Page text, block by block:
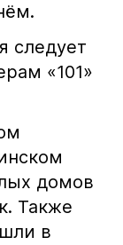
следует
«101»
домов
Также
в